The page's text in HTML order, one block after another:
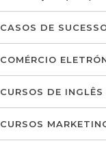
CASOS DE
COMÉRCIO
CURSOS DE INGLÊS
CURSOS